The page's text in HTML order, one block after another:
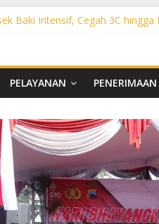
Baki Intensif, Cegah 3C
Polsek Bendosari Sasar
Polsek Kartasura Sasar
PELAYANAN PENERIMAAN